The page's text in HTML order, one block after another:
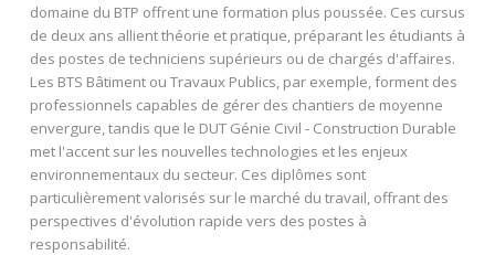
domaine du BTP offrent une formation plus poussée. Ces cursus
de deux ans allient théorie et pratique, préparant les étudiants à
des postes de techniciens supérieurs ou de chargés d'affaires.
Les BTS Bâtiment ou Travaux Publics, par exemple, forment des
professionnels capables de gérer des chantiers de moyenne
envergure, tandis que le DUT Génie Civil - Construction Durable
met l'accent sur les nouvelles technologies et les enjeux
environnementaux du secteur. Ces diplômes sont
particulièrement valorisés sur le marché du travail, offrant des
perspectives d'évolution rapide vers des postes à
responsabilité.